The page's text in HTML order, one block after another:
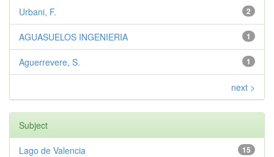
2
Urbani, F.
1
AGUASUELOS INGENIERIA
1
Aguerrevere, S.
next >
Subject
15
Lago de Valencia